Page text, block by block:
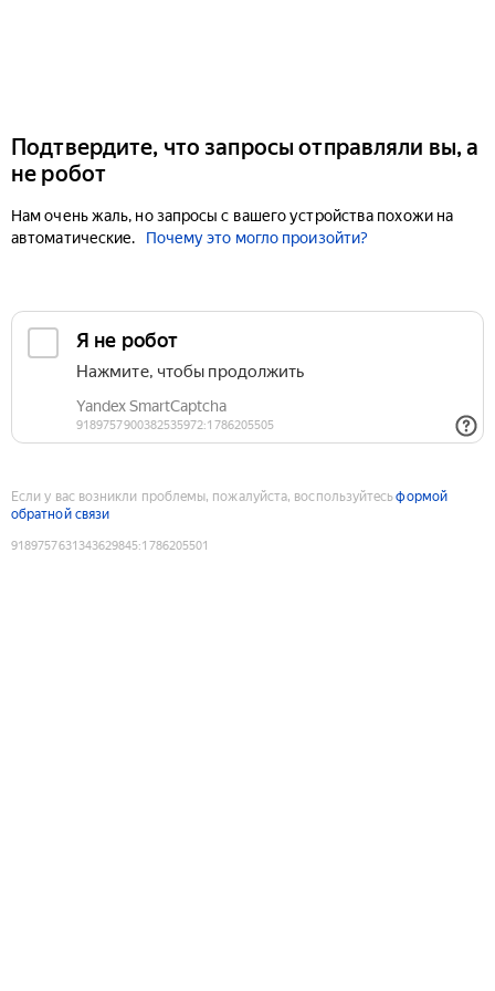
Подтвердите, что запросы отправляли вы, а
не робот
Нам очень жаль, но запросы с вашего устройства похожи на
автоматические.
Почему это могло произойти?
Если у вас возникли проблемы, пожалуйста, воспользуйтесьформой
обратной связи
9189757631343629845:1786205501